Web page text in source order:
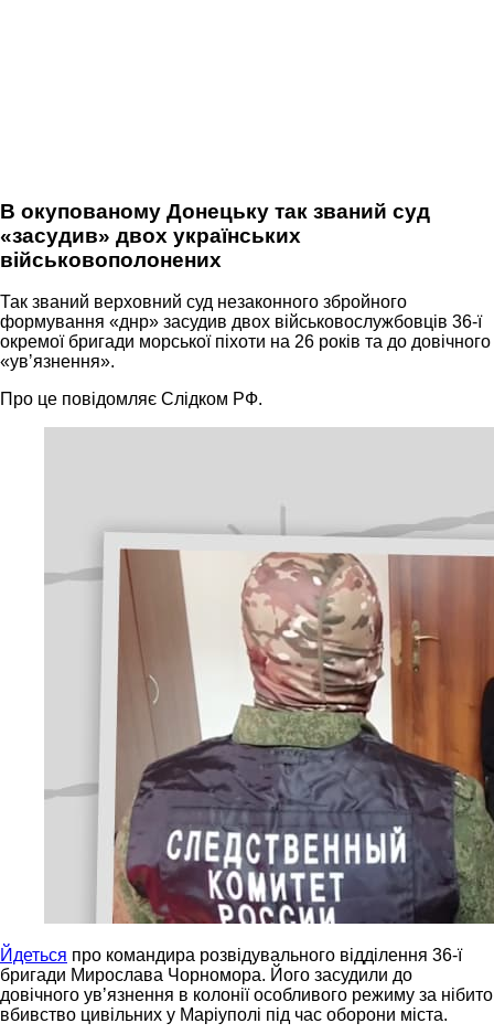
В окупованому Донецьку так званий суд
«засудив» двох українських
військовополонених
Так званий верховний суд незаконного збройного
формування «днр» засудив двох військовослужбовців 36-ї
окремої бригади морської піхоти на 26 років та до довічного
«увʼязнення».
Про це повідомляє Слідком РФ.
Йдеться про командира розвідувального відділення 36-ї
бригади Мирослава Чорномора. Його засудили до
довічного увʼязнення в колонії особливого режиму за нібито
вбивство цивільних у Маріуполі під час оборони міста.